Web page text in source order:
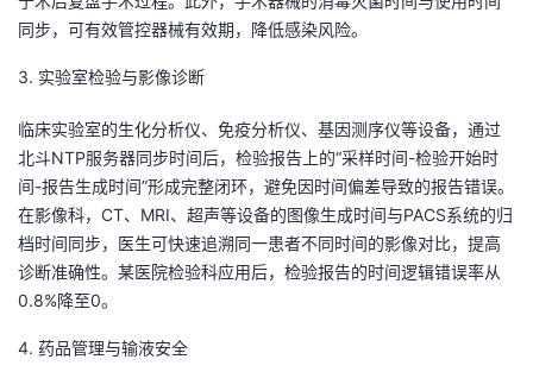
同步，可有效管控器械有效期，降低感染风险。
3. 实验室检验与影像诊断
临床实验室的生化分析仪、免疫分析仪、基因测序仪等设备，通过
北斗NTP服务器同步时间后，检验报告上的“采样时间-检验开始时
间-报告生成时间”形成完整闭环，避免因时间偏差导致的报告错误。
在影像科，CT、MRI、超声等设备的图像生成时间与PACS系统的归
档时间同步，医生可快速追溯同一患者不同时间的影像对比，提高
诊断准确性。某医院检验科应用后，检验报告的时间逻辑错误率从
0.8%降至0。
4. 药品管理与输液安全